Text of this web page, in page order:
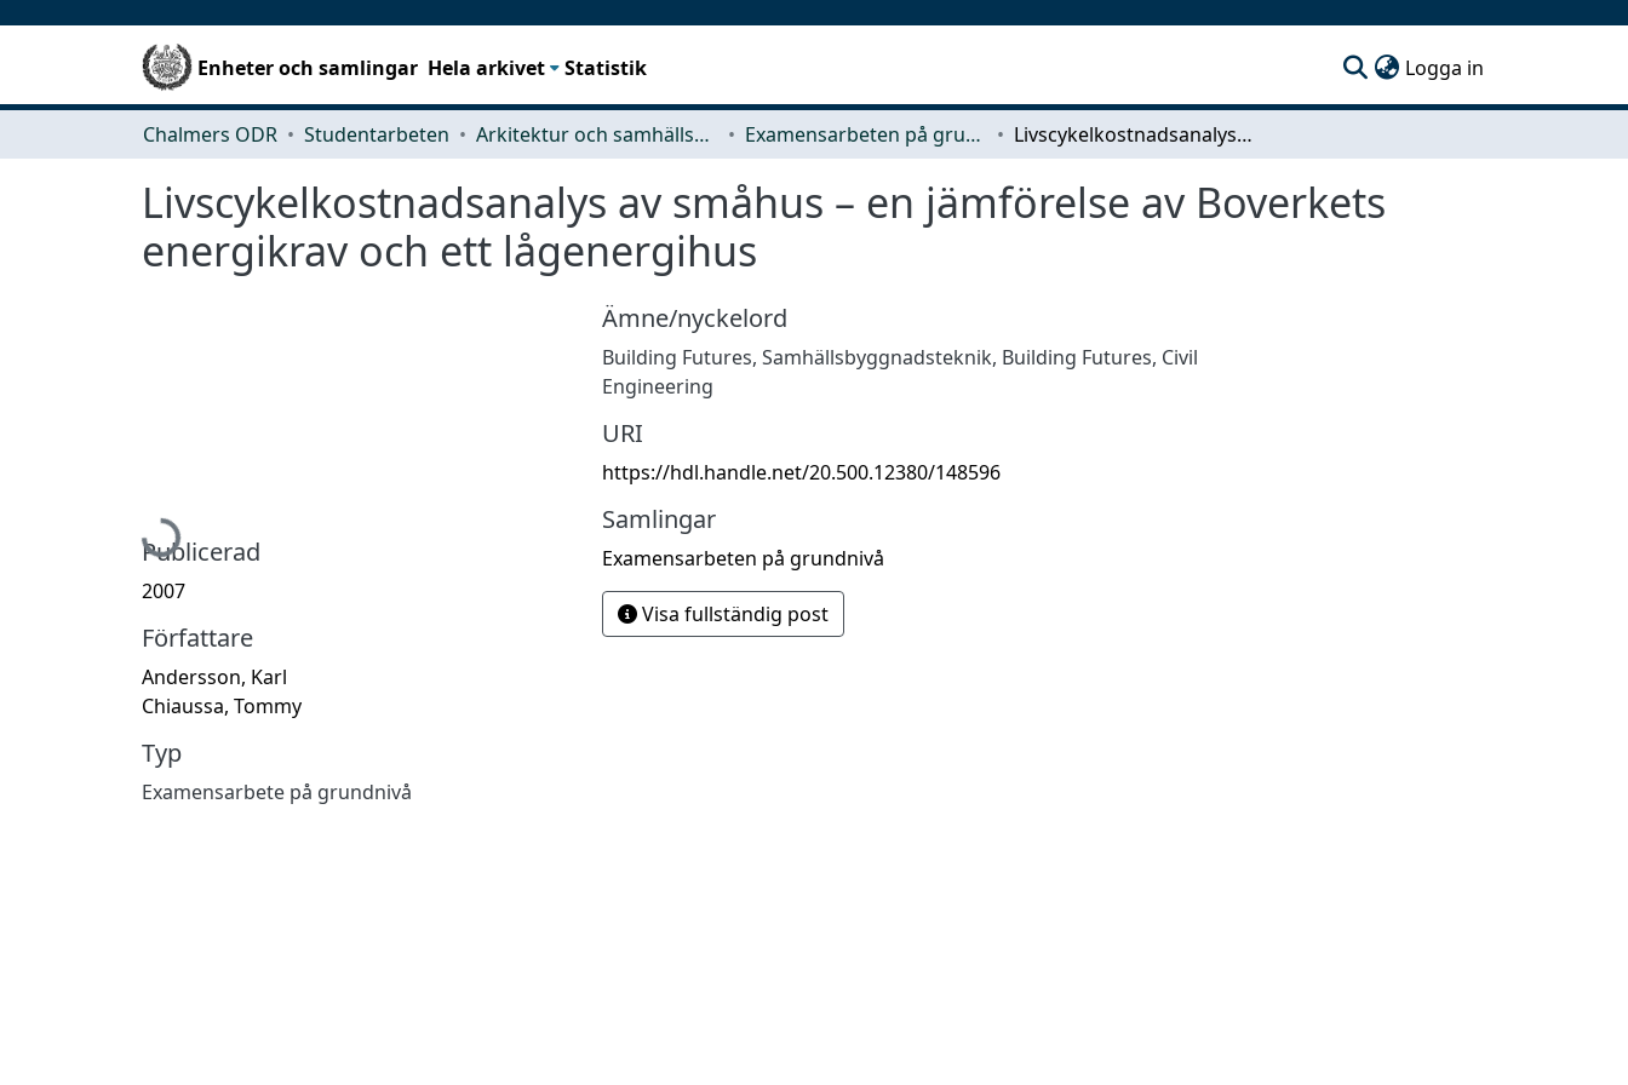
Enheter och samlingar Hela arkivet Statistik Logga in
Chalmers ODR Studentarbeten Arkitektur och samhällsbyggnadsteknik (ACE) Examensarbeten på grundnivå Livscykelkostnadsanalys av småhus – en jämförelse av Boverkets energikrav och ett lågenergihus
Livscykelkostnadsanalys av småhus – en jämförelse av Boverkets
energikrav och ett lågenergihus
Hämtar...
Publicerad
2007
Författare
Andersson, Karl
Chiaussa, Tommy
Typ
Examensarbete på grundnivå
Ämne/nyckelord
Building Futures, Samhällsbyggnadsteknik, Building Futures, Civil
Engineering
URI
https://hdl.handle.net/20.500.12380/148596
Samlingar
Examensarbeten på grundnivå
Visa fullständig post